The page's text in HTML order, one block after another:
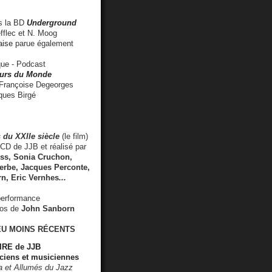
BD Underground
et N. Moog
parue également
- Podcast
du Monde
Degeorges
Birgé
du XXIIe siècle (le film)
de JJB et réalisé par
Sonia Cruchon,
Jacques Perconte,
, Eric Vernhes...
de John Sanborn
MOINS RÉCENTS
de JJB
et musiciennes
et Allumés du Jazz